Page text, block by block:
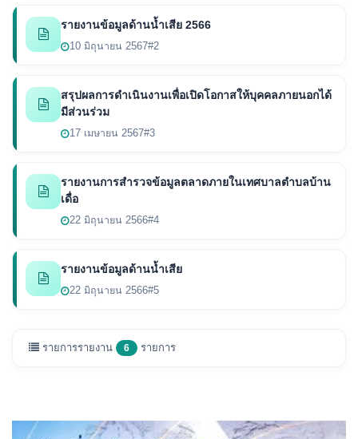
รายงานข้อมูลด้านน้ำเสีย 2566
10 มิถุนายน 2567#2
สรุปผลการดำเนินงานเพื่อเปิดโอกาสให้บุคคลภายนอกได้
มีส่วนร่วม
17 เมษายน 2567#3
รายงานการสำรวจข้อมูลตลาดภายในเทศบาลตำบลบ้าน
เดื่อ
22 มิถุนายน 2566#4
รายงานข้อมูลด้านน้ำเสีย
22 มิถุนายน 2566#5
รายการรายงาน 6 รายการ